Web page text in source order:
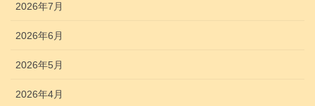
2026年7月
2026年6月
2026年5月
2026年4月